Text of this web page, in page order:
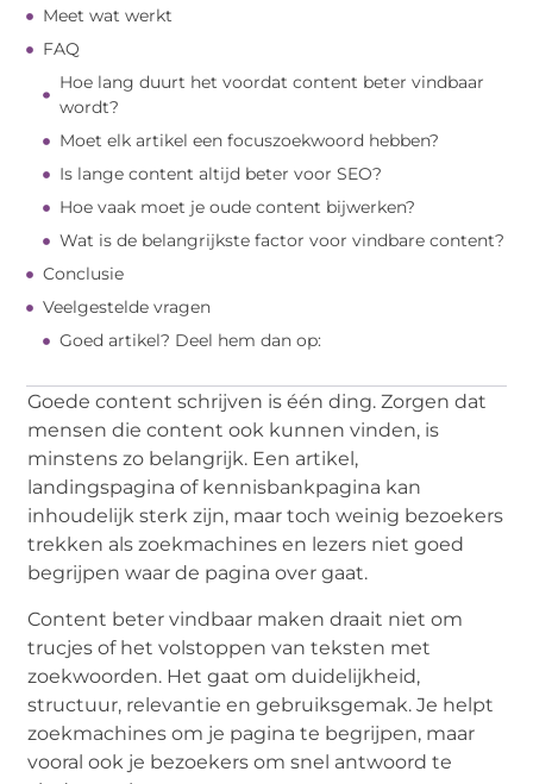
Meet wat werkt
FAQ
Hoe lang duurt het voordat content beter vindbaar
wordt?
Moet elk artikel een focuszoekwoord hebben?
Is lange content altijd beter voor SEO?
Hoe vaak moet je oude content bijwerken?
Wat is de belangrijkste factor voor vindbare content?
Conclusie
Veelgestelde vragen
Goed artikel? Deel hem dan op:
Goede content schrijven is één ding. Zorgen dat
mensen die content ook kunnen vinden, is
minstens zo belangrijk. Een artikel,
landingspagina of kennisbankpagina kan
inhoudelijk sterk zijn, maar toch weinig bezoekers
trekken als zoekmachines en lezers niet goed
begrijpen waar de pagina over gaat.
Content beter vindbaar maken draait niet om
trucjes of het volstoppen van teksten met
zoekwoorden. Het gaat om duidelijkheid,
structuur, relevantie en gebruiksgemak. Je helpt
zoekmachines om je pagina te begrijpen, maar
vooral ook je bezoekers om snel antwoord te